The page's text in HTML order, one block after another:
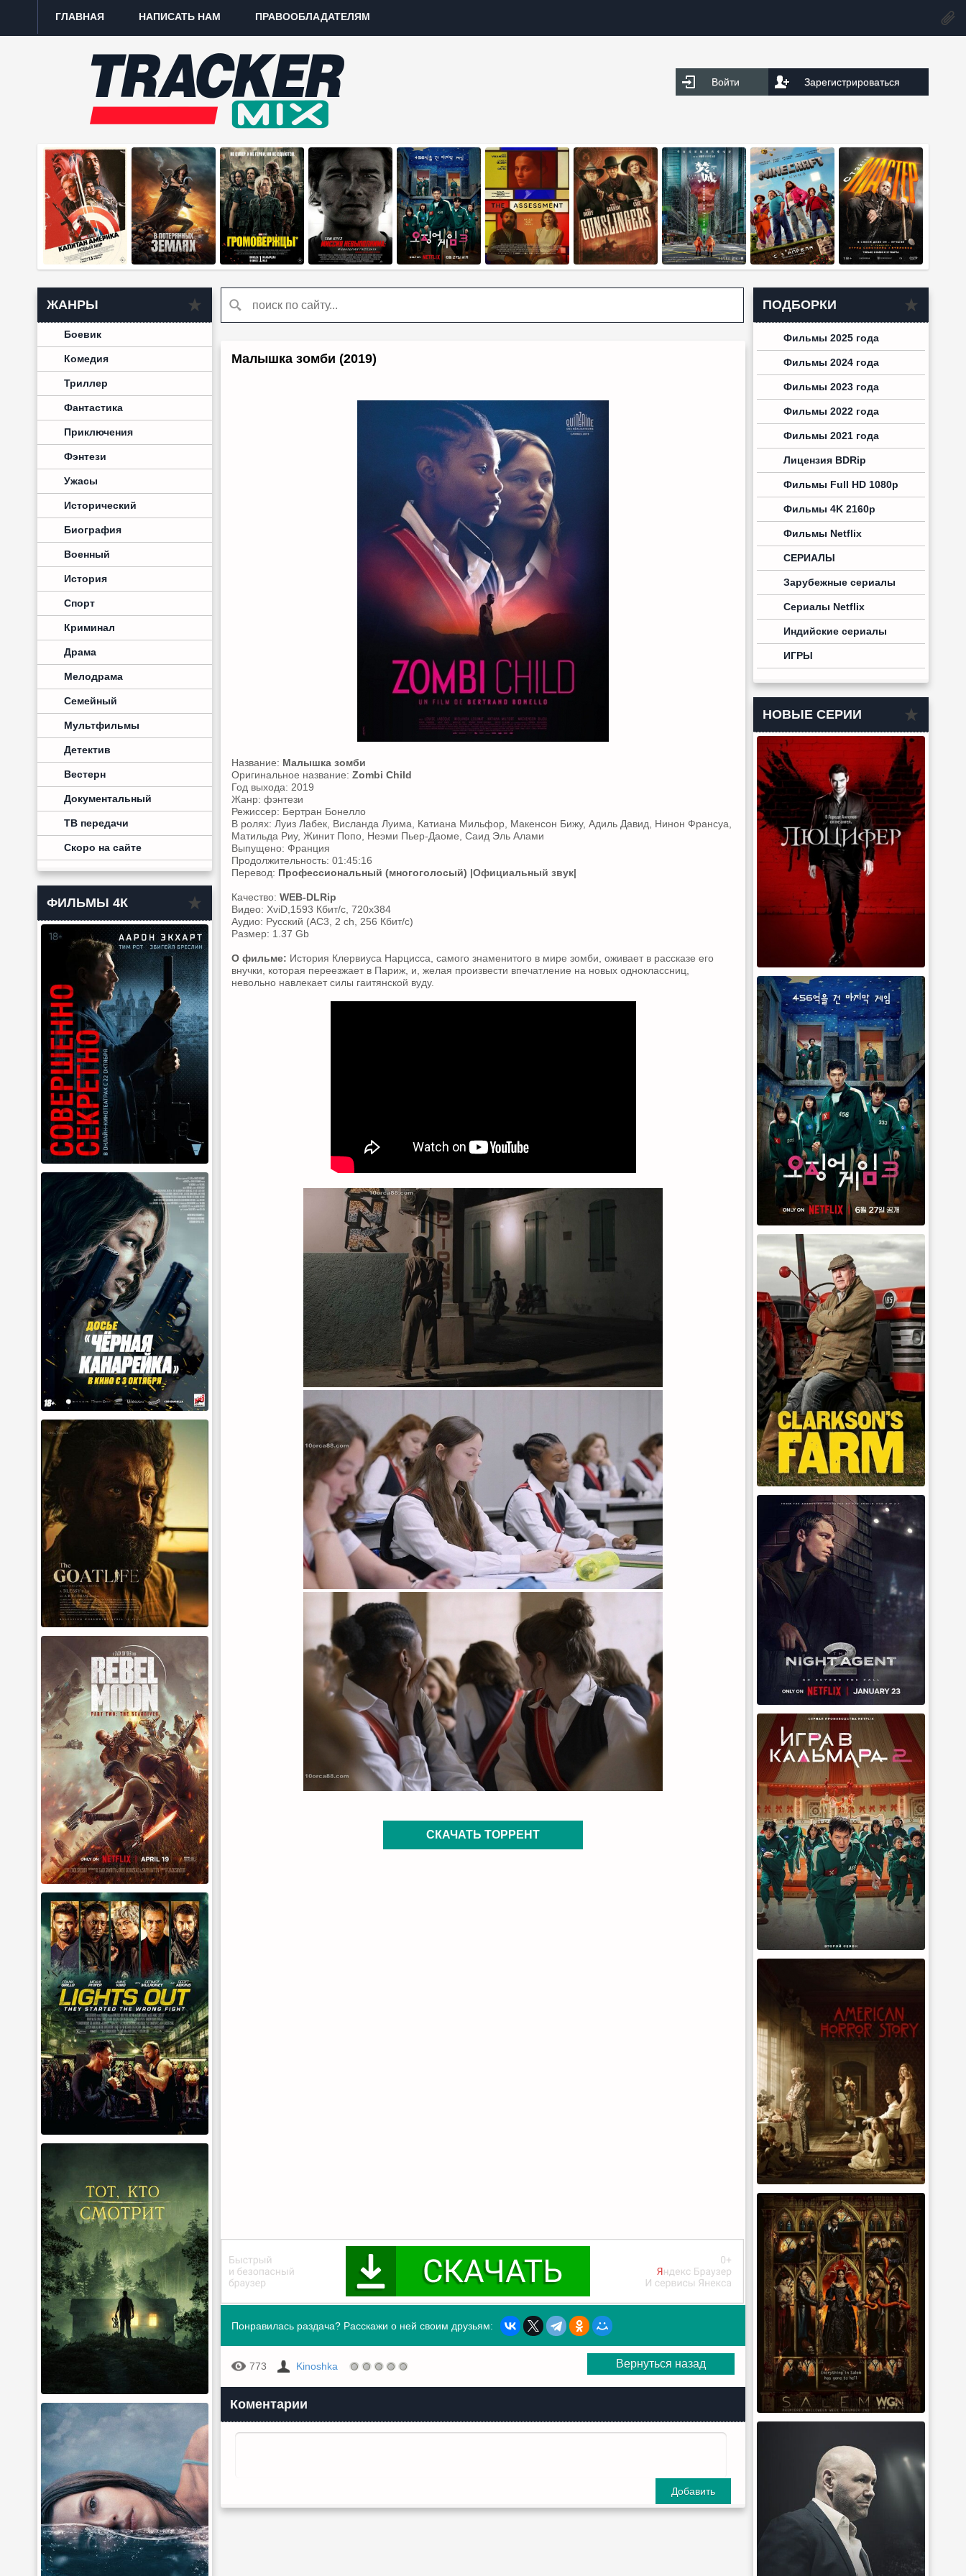
ГЛАВНАЯ НАПИСАТЬ НАМ ПРАВООБЛАДАТЕЛЯМ
Войти Зарегистрироваться
ЖАНРЫ
Боевик
Комедия
Триллер
Фантастика
Приключения
Фэнтези
Ужасы
Исторический
Биография
Военный
История
Спорт
Криминал
Драма
Мелодрама
Семейный
Мультфильмы
Детектив
Вестерн
Документальный
ТВ передачи
Скоро на сайте
ФИЛЬМЫ 4К
Малышка зомби (2019)
Название: Малышка зомби
Оригинальное название: Zombi Child
Год выхода: 2019
Жанр: фэнтези
Режиссер: Бертран Бонелло
В ролях: Луиз Лабек, Висланда Луима, Катиана Мильфор, Макенсон Бижу, Адиль Давид, Нинон Франсуа,
Матильда Риу, Жинит Попо, Неэми Пьер-Даоме, Саид Эль Алами
Выпущено: Франция
Продолжительность: 01:45:16
Перевод: Профессиональный (многоголосый) |Официальный звук|
Качество: WEB-DLRip
Видео: XviD,1593 Кбит/с, 720x384
Аудио: Русский (AC3, 2 ch, 256 Кбит/с)
Размер: 1.37 Gb
О фильме: История Клервиуса Нарцисса, самого знаменитого в мире зомби, оживает в рассказе его
внучки, которая переезжает в Париж, и, желая произвести впечатление на новых одноклассниц,
невольно навлекает силы гаитянской вуду.
СКАЧАТЬ ТОРРЕНТ
Понравилась раздача? Расскажи о ней своим друзьям:
773 Kinoshka Вернуться назад
Коментарии
Добавить
ПОДБОРКИ
Фильмы 2025 года
Фильмы 2024 года
Фильмы 2023 года
Фильмы 2022 года
Фильмы 2021 года
Лицензия BDRip
Фильмы Full HD 1080p
Фильмы 4K 2160p
Фильмы Netflix
СЕРИАЛЫ
Зарубежные сериалы
Сериалы Netflix
Индийские сериалы
ИГРЫ
НОВЫЕ СЕРИИ